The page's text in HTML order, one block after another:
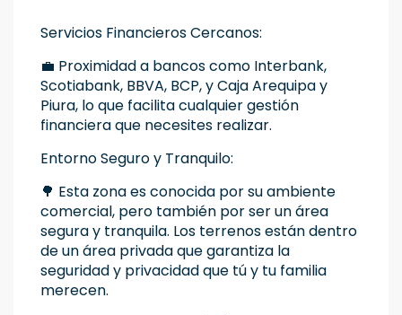
Servicios Financieros Cercanos:
💼 Proximidad a bancos como Interbank,
Scotiabank, BBVA, BCP, y Caja Arequipa y
Piura, lo que facilita cualquier gestión
financiera que necesites realizar.
Entorno Seguro y Tranquilo:
🌳 Esta zona es conocida por su ambiente
comercial, pero también por ser un área
segura y tranquila. Los terrenos están dentro
de un área privada que garantiza la
seguridad y privacidad que tú y tu familia
merecen.